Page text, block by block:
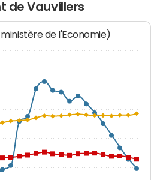
de Vauvillers
de l'Economie)